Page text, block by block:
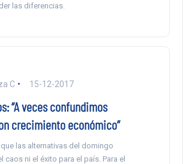
las diferencias.
C 15-12-2017
“A veces confundimos
crecimiento económico”
las alternativas del domingo
caos ni el éxito para el país. Para el